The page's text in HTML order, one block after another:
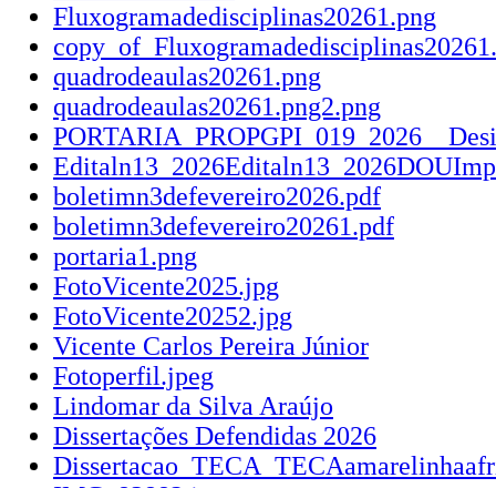
Fluxogramadedisciplinas20261.png
quadrodeaulas20261.png
quadrodeaulas20261.png2.png
boletimn3defevereiro2026.pdf
boletimn3defevereiro20261.pdf
portaria1.png
FotoVicente2025.jpg
FotoVicente20252.jpg
Vicente Carlos Pereira Júnior
Fotoperfil.jpeg
Lindomar da Silva Araújo
Dissertações Defendidas 2026